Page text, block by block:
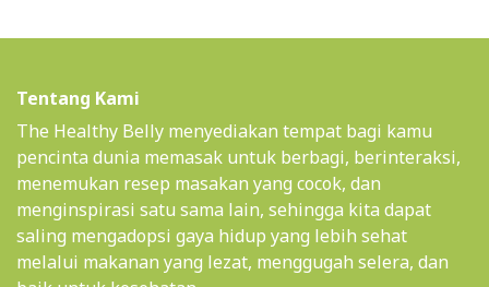
Tentang Kami
The Healthy Belly menyediakan tempat bagi kamu
pencinta dunia memasak untuk berbagi, berinteraksi,
menemukan resep masakan yang cocok, dan
menginspirasi satu sama lain, sehingga kita dapat
saling mengadopsi gaya hidup yang lebih sehat
melalui makanan yang lezat, menggugah selera, dan